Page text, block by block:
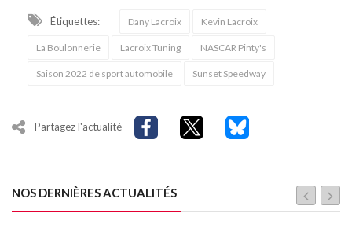
Étiquettes: Dany Lacroix Kevin Lacroix
La Boulonnerie Lacroix Tuning NASCAR Pinty's
Saison 2022 de sport automobile Sunset Speedway
Partagez l'actualité
NOS DERNIÈRES ACTUALITÉS